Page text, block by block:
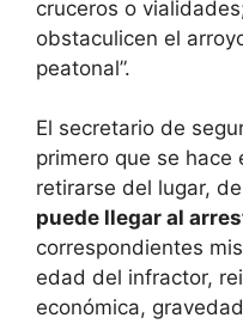
cruceros o
obstaculicen el
peatonal”.
El secretario de
primero que se hace
retirarse del lugar,
puede llegar al
correspondientes
edad del infractor,
económica,